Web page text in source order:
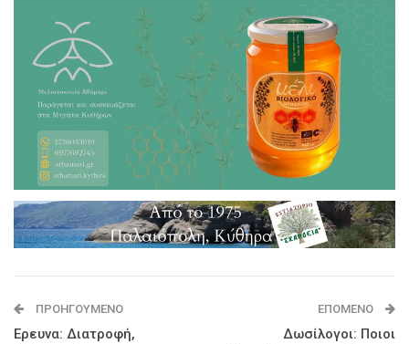
ΠΡΟΗΓΟΎΜΕΝΟ
Ερευνα: Διατροφή,
ΕΠΌΜΕΝΟ
Δωσίλογοι: Ποιοι